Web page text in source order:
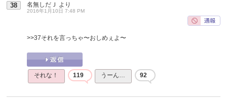
38 名無しだＪ より
2016年1月10日 7:48 PM
>>37それを言っちゃ〜おしめぇよ〜
それな！ 119 うーん… 92